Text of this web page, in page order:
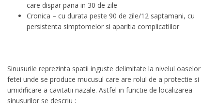
care dispar pana in 30 de zile
Cronica – cu durata peste 90 de zile/12 saptamani, cu
persistenta simptomelor si aparitia complicatiilor
Sinusurile reprezinta spatii inguste delimitate la nivelul oaselor
fetei unde se produce mucusul care are rolul de a protectie si
umidificare a cavitatii nazale. Astfel in functie de localizarea
sinusurilor se descriu :